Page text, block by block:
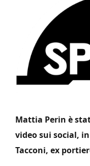
Mattia Perin è
video sui social,
Tacconi, ex